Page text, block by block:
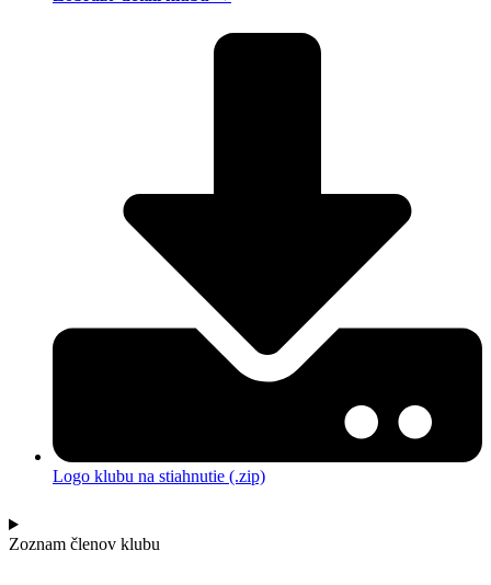
Logo klubu na stiahnutie (.zip)
Zoznam členov klubu